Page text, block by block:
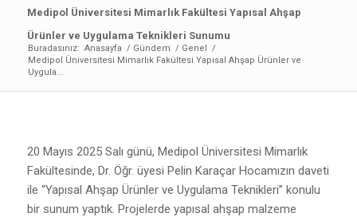
Medipol Üniversitesi Mimarlık Fakültesi Yapısal Ahşap
Ürünler ve Uygulama Teknikleri Sunumu
Buradasınız: Anasayfa / Gündem / Genel /
Medipol Üniversitesi Mimarlık Fakültesi Yapısal Ahşap Ürünler ve
Uygula...
20 Mayıs 2025 Salı günü, Medipol Üniversitesi Mimarlık
Fakültesinde, Dr. Öğr. üyesi Pelin Karaçar Hocamızın daveti
ile “Yapısal Ahşap Ürünler ve Uygulama Teknikleri” konulu
bir sunum yaptık. Projelerde yapısal ahşap malzeme